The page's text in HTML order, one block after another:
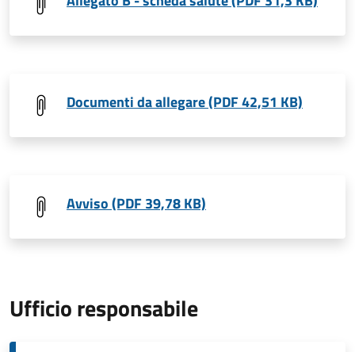
Documenti da allegare (PDF 42,51 KB)
Avviso (PDF 39,78 KB)
Ufficio responsabile